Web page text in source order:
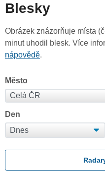
Blesky
Obrázek znázorňuje místa
minut uhodil blesk. Více
nápovědě.
Město
Den